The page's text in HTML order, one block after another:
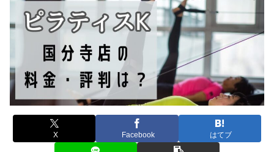
X Facebook はてブ